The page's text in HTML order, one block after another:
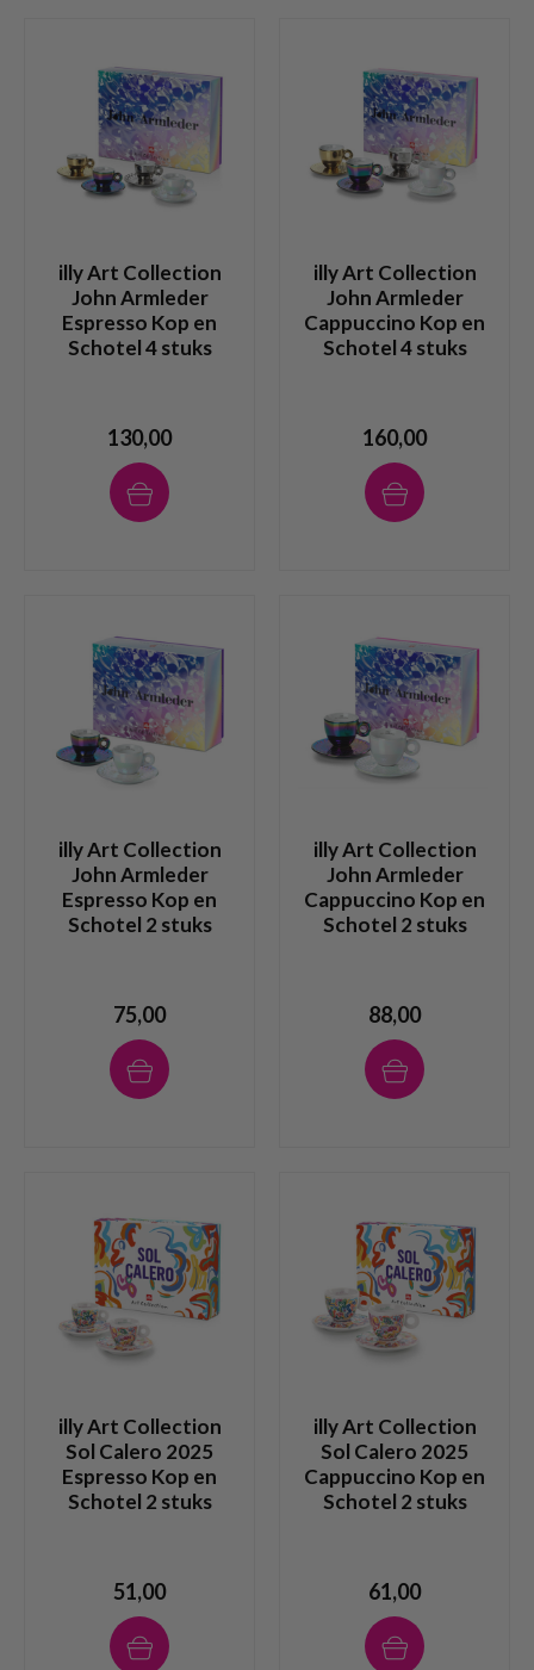
illy Art Collection
John Armleder
Espresso Kop en
Schotel 4 stuks
130,00
illy Art Collection
John Armleder
Cappuccino Kop en
Schotel 4 stuks
160,00
illy Art Collection
John Armleder
Espresso Kop en
Schotel 2 stuks
75,00
illy Art Collection
John Armleder
Cappuccino Kop en
Schotel 2 stuks
88,00
illy Art Collection
Sol Calero 2025
Espresso Kop en
Schotel 2 stuks
51,00
illy Art Collection
Sol Calero 2025
Cappuccino Kop en
Schotel 2 stuks
61,00